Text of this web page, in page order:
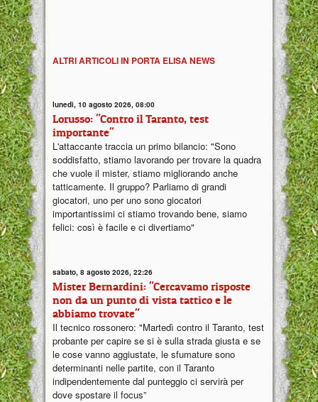
ALTRI ARTICOLI IN PORTA ELISA NEWS
lunedì, 10 agosto 2026, 08:00
Lorusso: "Contro il Taranto, test
importante"
L'attaccante traccia un primo bilancio: "Sono
soddisfatto, stiamo lavorando per trovare la quadra
che vuole il mister, stiamo migliorando anche
tatticamente. Il gruppo? Parliamo di grandi
giocatori, uno per uno sono giocatori
importantissimi ci stiamo trovando bene, siamo
felici: così è facile e ci divertiamo"
sabato, 8 agosto 2026, 22:26
Mister Bernardini: "Cercavamo risposte
non da un punto di vista tattico e le
abbiamo trovate"
Il tecnico rossonero: "Martedì contro il Taranto, test
probante per capire se si è sulla strada giusta e se
le cose vanno aggiustate, le sfumature sono
determinanti nelle partite, con il Taranto
indipendentemente dal punteggio ci servirà per
dove spostare il focus”